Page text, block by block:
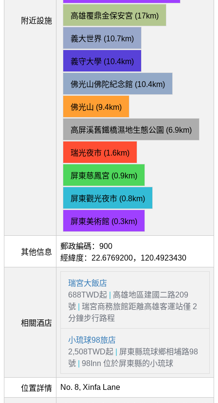
附近設施
高雄覆鼎金保安宮 (17km)
義大世界 (10.7km)
義守大學 (10.4km)
佛光山佛陀紀念館 (10.4km)
佛光山 (9.4km)
高屏溪舊鐵橋濕地生態公園 (6.9km)
瑞光夜市 (1.6km)
屏東慈鳳宮 (0.9km)
屏東觀光夜市 (0.8km)
屏東美術館 (0.3km)
其他信息
郵政編碼：900
經緯度：22.6769200，120.4923430
相關酒店
瑞宮大飯店
688TWD起
高雄地區建國二路209
號
瑞宮商務旅館距離高雄客運站僅 2
分鐘步行路程
小琉球98旅店
2,508TWD起
屏東縣琉球鄉相埔路98
號
98Inn 位於屏東縣的小琉球
位置詳情 No. 8, Xinfa Lane